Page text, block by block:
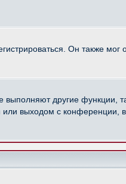
Он также мог
другие функции,
выходом с конференции,